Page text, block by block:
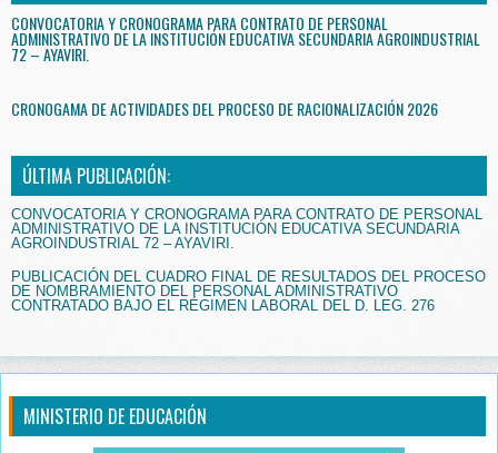
CONVOCATORIA Y CRONOGRAMA PARA CONTRATO DE PERSONAL
ADMINISTRATIVO DE LA INSTITUCIÓN EDUCATIVA SECUNDARIA AGROINDUSTRIAL
72 – AYAVIRI.
CRONOGAMA DE ACTIVIDADES DEL PROCESO DE RACIONALIZACIÓN 2026
ÚLTIMA PUBLICACIÓN:
CONVOCATORIA Y CRONOGRAMA PARA CONTRATO DE PERSONAL
ADMINISTRATIVO DE LA INSTITUCIÓN EDUCATIVA SECUNDARIA
AGROINDUSTRIAL 72 – AYAVIRI.
PUBLICACIÓN DEL CUADRO FINAL DE RESULTADOS DEL PROCESO
DE NOMBRAMIENTO DEL PERSONAL ADMINISTRATIVO
CONTRATADO BAJO EL RÉGIMEN LABORAL DEL D. LEG. 276
MINISTERIO DE EDUCACIÓN